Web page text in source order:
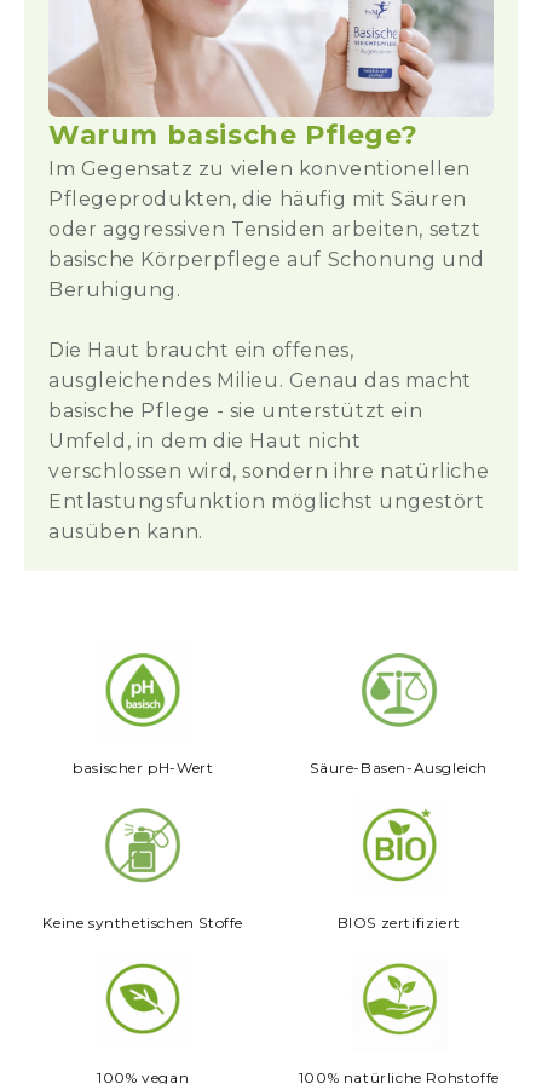
basische Augencreme eignet sich auch
hervorragend als Unterlage für Augen-
Make-up.
Eignet sich bei besonders empfindlicher
Haut auch als zusätzliche restrukturierende
Gesichtspflege neben der gewohnten
Tages- oder Nachtpflege.
Inhalt:30ml
Qualitätsprodukt Made in Austria
Rohstoffen natürlichen Ursprungs.
Zertifiziert durch BIOS-Biokontrollservice
Österreich
Augenpartie.
Ingrediants:
Aqua, Caprylic/Capric Triglyceride, Glyceryl
Stearate Citrate, Cetyl Alcohol, Limnanthes
Alba Seed Oil, Lecithin, Glycerin, Caprylyl
Glycol, Butylene Glycol, Lecithins,
Sphingolipids, Palmitoyl Oligopeptide,
Palmitoyl Tetrapeptide-7, Fucus Vesiculosus
Extract, Sodium Hyaluronate, Guar
Hydroxypropyltrimonium Chloride,
Hydroxypropyl Guar, Phenoxyethanol, Mel,
Hydroxide, Carbomer, Coco Glucoside.
Frei von synthetischen Duftstoffen, frei
von jeglichen Farb-, Geschmacks-,
Konservierungs-, Trenn-, und
Warum basische Pflege?
Im Gegensatz zu vielen konventionellen
Pflegeprodukten, die häufig mit Säuren
oder aggressiven Tensiden arbeiten, setzt
basische Körperpflege auf Schonung und
Beruhigung.
Die Haut braucht ein offenes,
ausgleichendes Milieu. Genau das macht
basische Pflege - sie unterstützt ein
Umfeld, in dem die Haut nicht
verschlossen wird, sondern ihre natürliche
Entlastungsfunktion möglichst ungestört
ausüben kann.
basischer pH-Wert Säure-Basen-Ausgleich
Keine synthetischen Stoffe BIOS zertifiziert
100% vegan 100% natürliche Rohstoffe